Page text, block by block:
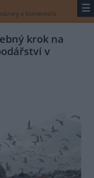
názory a komentáře ☰
krok na
v